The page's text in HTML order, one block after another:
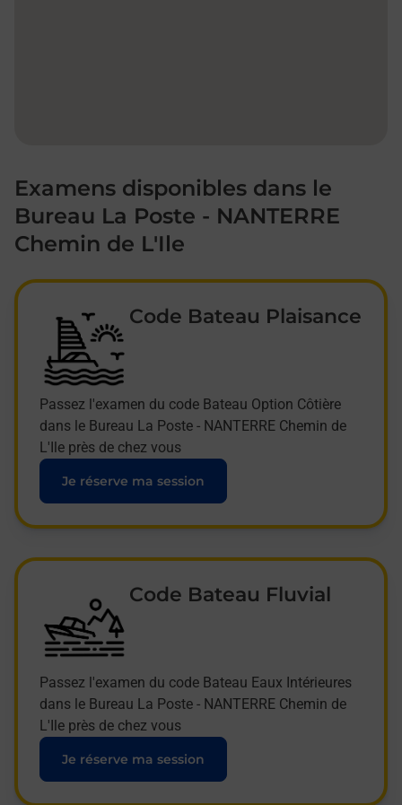
Examens disponibles dans le
Bureau La Poste - NANTERRE
Chemin de L'Ile
Code Bateau Plaisance
Passez l'examen du code Bateau Option Côtière
dans le Bureau La Poste - NANTERRE Chemin de
L'Ile près de chez vous
Je réserve ma session
Code Bateau Fluvial
Passez l'examen du code Bateau Eaux Intérieures
dans le Bureau La Poste - NANTERRE Chemin de
L'Ile près de chez vous
Je réserve ma session